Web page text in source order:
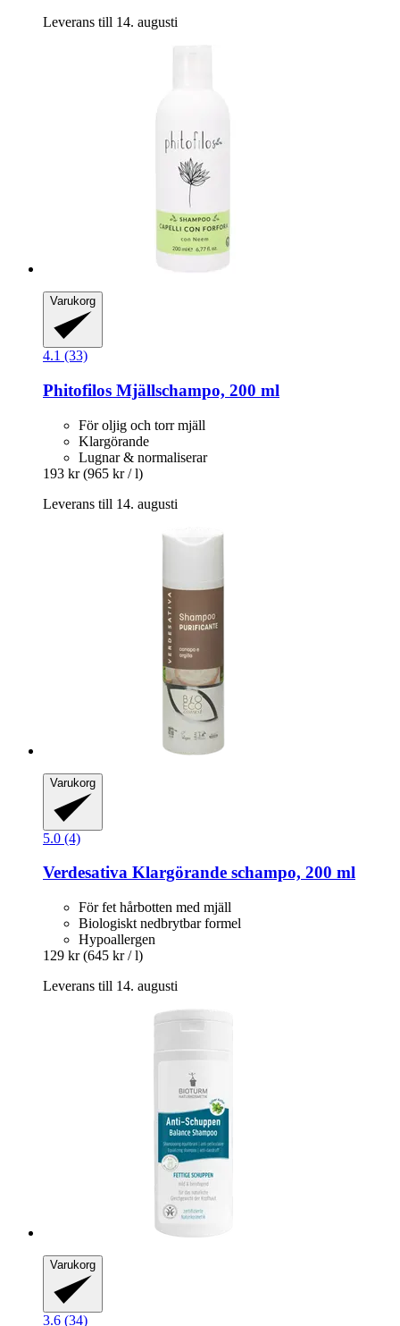
Leverans till 14. augusti
Varukorg
4.1 (33)
Phitofilos Mjällschampo, 200 ml
För oljig och torr mjäll
Klargörande
Lugnar & normaliserar
193 kr (965 kr / l)
Leverans till 14. augusti
Varukorg
5.0 (4)
Verdesativa Klargörande schampo, 200 ml
För fet hårbotten med mjäll
Biologiskt nedbrytbar formel
Hypoallergen
129 kr (645 kr / l)
Leverans till 14. augusti
Varukorg
3.6 (34)